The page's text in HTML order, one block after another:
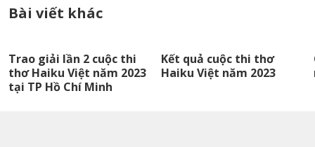
Bài viết khác
Trao giải lần 2 cuộc thi
thơ Haiku Việt năm 2023
tại TP Hồ Chí Minh
Kết quả cuộc thi thơ
Haiku Việt năm 2023